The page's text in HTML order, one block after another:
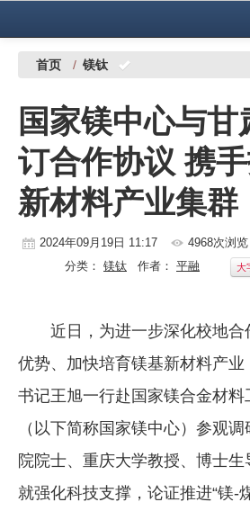
中国有色金属报社主办
铜镍铅锌
铝
稀有稀土
有色市场
党建工作
企业文化
《资源再生》杂志
行情报价
首页 / 镁钛
国家镁中心与甘
订合作协议 携
新材料产业集群
2024年09月19日 11:17 4968次浏览
分类： 镁钛 作者： 平融 大
近日，为进一步深化校地
优势、加快培育镁基新材料产
书记王旭一行赴国家镁合金材
（以下简称国家镁中心）参观
院院士、重庆大学教授、博士
就强化科技支撑，论证推进“镁-